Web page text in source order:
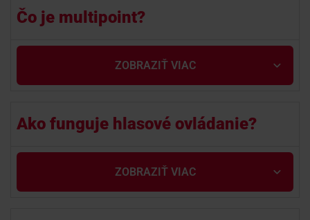
Pomoc na diaľku
Technická podpora 24/7
Kalendár akcií
Čo je multipoint?
ZOBRAZIŤ VIAC
Ako funguje hlasové ovládanie?
ZOBRAZIŤ VIAC